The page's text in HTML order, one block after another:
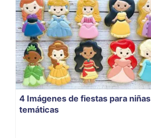
4 Imágenes de fiestas para niñas
temáticas